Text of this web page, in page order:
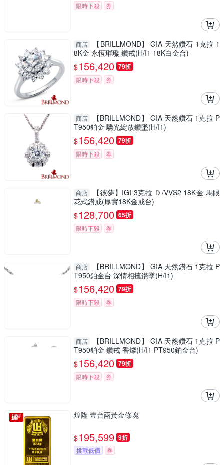
限時下殺 券
商店
【BRILLMOND】 GIA 天然鑽石 1克拉 1
8K金 永恆璀璨 鑽戒(H/I1 18K白金台)
$156,420 79折
限時下殺 券
商店
【BRILLMOND】 GIA 天然鑽石 1克拉 P
T950鉑金 驕光綻放鑽墜(H/I1)
$156,420 79折
限時下殺 券
商店
【彼夢】IGI 3克拉 Ｄ/VVS2 18K金 馬眼
花式鑽戒(厚實18K金戒台)
$128,700 65折
限時下殺 券
商店
【BRILLMOND】 GIA 天然鑽石 1克拉 P
T950鉑金台 深情相擁鑽墜(H/I1)
$156,420 79折
限時下殺 券
商店
【BRILLMOND】 GIA 天然鑽石 1克拉 P
T950鉑金 鑽戒 香燦(H/I1 PT950鉑金台)
$156,420 79折
限時下殺 券
煌隆 壹台兩黃金條塊
$195,599 9折
挑戰低價 券